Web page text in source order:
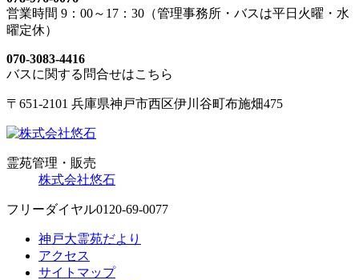
営業時間 9：00～17：30（管理事務所・バスは平日火曜・水
曜定休）
070-3083-4416
バスに関する問合せはこちら
〒651-2101 兵庫県神戸市西区伊川谷町布施畑475
霊苑管理・販売
株式会社悠石
フリーダイヤル0120-69-0077
神戸大霊苑だより
アクセス
サイトマップ